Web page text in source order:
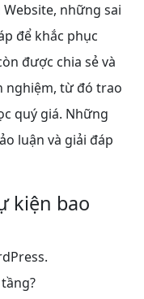
những sai
để khắc phục
được chia sẻ và
nghiệm, từ đó trao
quý giá. Những
luận và giải đáp
kiện bao